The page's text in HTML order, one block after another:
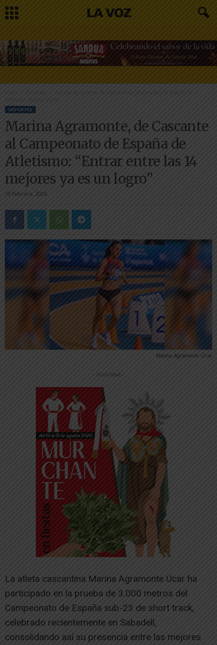
Inicio
Marina Agramonte, de Cascante al Campeonato de España de
Atletismo: “Entrar entre...
DEPORTES
Marina Agramonte, de Cascante
al Campeonato de España de
Atletismo: “Entrar entre las 14
mejores ya es un logro”
12 febrero, 2026
Marina Agramonte Úcar
-- Publicidad --
La atleta cascantina Marina Agramonte Úcar ha
participado en la prueba de 3.000 metros del
Campeonato de España sub-23 de short track,
celebrado recientemente en Sabadell,
consolidando así su presencia entre las mejores